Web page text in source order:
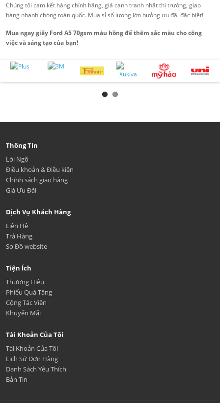
Chúng tôi cam kết hàng chính hãng, giá cạnh tranh nhất thị trường, giao
hàng nhanh chóng toàn quốc. Mua sỉ số lượng lớn hưởng ưu đãi đặc biệt!
Mua ngay giấy Ford A5 70gsm màu hồng để thêm sắc màu cho công
việc và sáng tạo của bạn!
Thông Tin
Lời Ngõ
Điều khoản & Điều kiện
Chính sách giao hàng
Giá Ưu Đãi
Dịch Vụ Khách Hàng
Liên Hệ
Trả Hàng
Sơ Đồ website
Tiện Ích
Thương Hiệu
Phiếu Quà Tặng
Cộng Tác Viên
Khuyến Mãi
Tài Khoản Của Tôi
Tài Khoản Của Tôi
Lịch Sử Đơn Hàng
Danh Sách Yêu Thích
Bản Tin